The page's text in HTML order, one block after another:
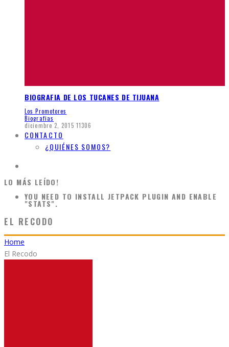
BIOGRAFIA DE LOS TUCANES DE TIJUANA
Los Promotores
Biografias
diciembre 2, 2015 11306
CONTACTO
¿QUIÉNES SOMOS?
LO MÁS LEÍDO!
YOU NEED TO INSTALL JETPACK PLUGIN AND ENABLE
"STATS".
EL RECODO
Home
El Recodo